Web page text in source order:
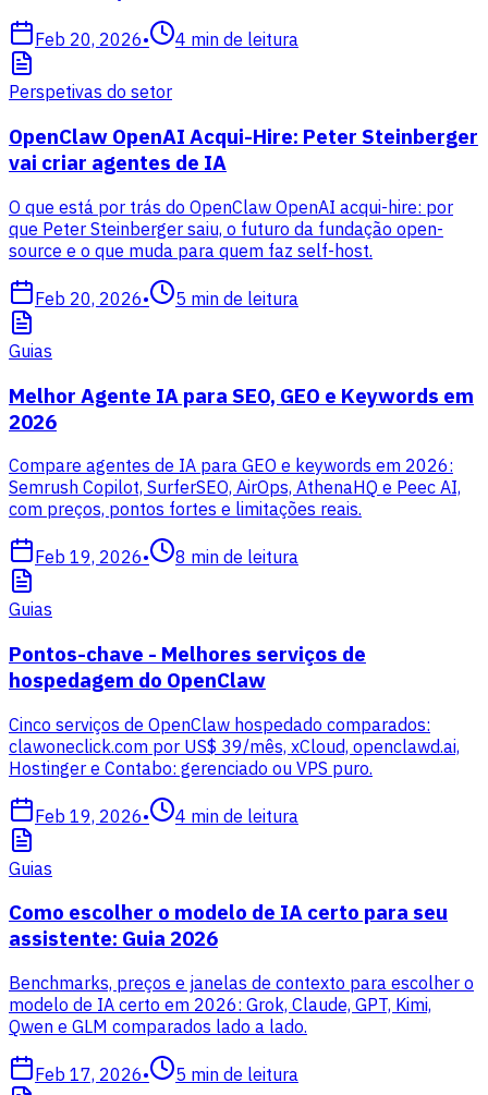
Feb 20, 2026• 4 min de leitura
Perspetivas do setor
OpenClaw OpenAI Acqui-Hire: Peter Steinberger
vai criar agentes de IA
O que está por trás do OpenClaw OpenAI acqui-hire: por
que Peter Steinberger saiu, o futuro da fundação open-
source e o que muda para quem faz self-host.
Feb 20, 2026• 5 min de leitura
Guias
Melhor Agente IA para SEO, GEO e Keywords em
2026
Compare agentes de IA para GEO e keywords em 2026:
Semrush Copilot, SurferSEO, AirOps, AthenaHQ e Peec AI,
com preços, pontos fortes e limitações reais.
Feb 19, 2026• 8 min de leitura
Guias
Pontos-chave - Melhores serviços de
hospedagem do OpenClaw
Cinco serviços de OpenClaw hospedado comparados:
clawoneclick.com por US$ 39/mês, xCloud, openclawd.ai,
Hostinger e Contabo: gerenciado ou VPS puro.
Feb 19, 2026• 4 min de leitura
Guias
Como escolher o modelo de IA certo para seu
assistente: Guia 2026
Benchmarks, preços e janelas de contexto para escolher o
modelo de IA certo em 2026: Grok, Claude, GPT, Kimi,
Qwen e GLM comparados lado a lado.
Feb 17, 2026• 5 min de leitura